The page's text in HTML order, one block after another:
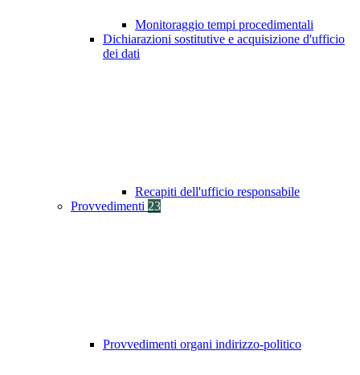
Monitoraggio tempi procedimentali
Dichiarazioni sostitutive e acquisizione d'ufficio
dei dati
Recapiti dell'ufficio responsabile
Provvedimenti 23
Provvedimenti organi indirizzo-politico